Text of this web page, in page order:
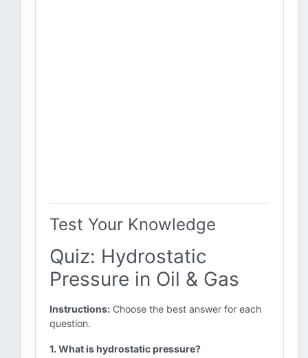
Test Your Knowledge
Quiz: Hydrostatic
Pressure in Oil & Gas
Instructions: Choose the best answer for each
question.
1. What is hydrostatic pressure?